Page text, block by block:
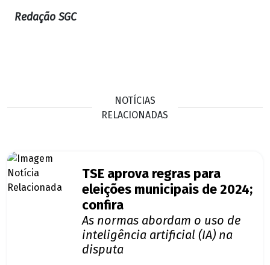
Redação SGC
NOTÍCIAS
RELACIONADAS
TSE aprova regras para
eleições municipais de 2024;
confira
As normas abordam o uso de
inteligência artificial (IA) na
disputa